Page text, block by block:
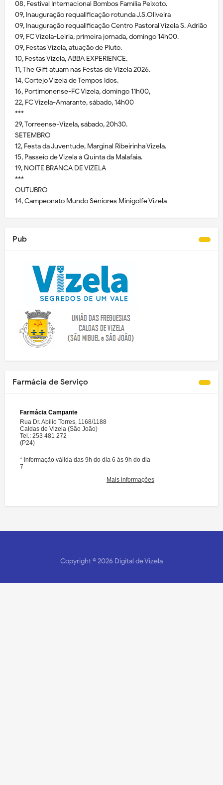
08, Festival Internacional Bombos Família Peixoto.
09, Inauguração requalificação rotunda J.S.Oliveira
09, Inauguração requalificação Centro Pastoral Vizela S. Adrião
09, FC Vizela-Leiria, primeira jornada, domingo 14h00.
09, Festas Vizela, atuação de Pluto.
10, Festas Vizela, ABBA EXPERIENCE.
11, The Gift atuam nas Festas de Vizela 2026.
14, Cortejo Vizela de Tempos Idos.
16, Portimonense-FC Vizela, domingo 11h00,
22, FC Vizela-Amarante, sábado, 14h00
***
29, Torreense-Vizela, sábado, 20h30.
SETEMBRO
12, Festa da Juventude, Marginal Ribeirinha Vizela.
15, Passeio de Vizela à Quinta da Malafaia.
19, NOITE BRANCA DE VIZELA
***
OUTUBRO
14, Campeonato Mundo Séniores Minigolfe Vizela
Pub
Farmácia de Serviço
Copyright ©2026 Digital de Vizela